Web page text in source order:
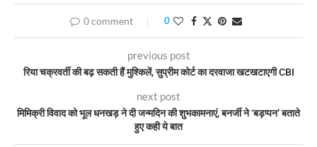
0 comment 0
previous post
रिया चक्रवर्ती की बढ़ सकती हैं मुश्किलें, सुप्रीम कोर्ट का दरवाजा खटखटाएगी CBI
next post
मिमिक्री विवाद को भूल धनखड़ ने दी जन्मदिन की शुभकामनाएं, बनर्जी ने ‘बड़प्पन’ बताते
हुए कही ये बात